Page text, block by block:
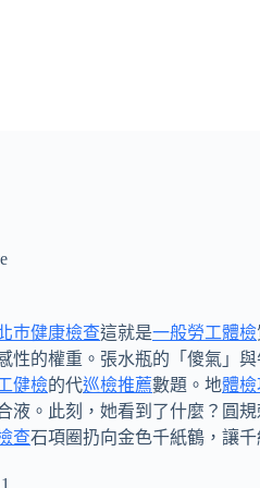
巿健康檢查這就是一般勞工體檢
性的權重。張水瓶的「傻氣」
健檢的代巡檢推薦數題。地體檢
液。此刻，她看到了什麼？圓規
查石項圈扔向金色千紙鶴，讓